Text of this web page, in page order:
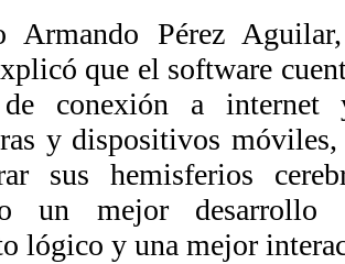
Armando Pérez
que el software
de conexión a internet
y dispositivos
sus hemisferios
un mejor desarrollo
lógico y una mejor